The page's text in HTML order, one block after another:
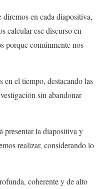
en cada diapositiva,
calcular ese discurso en
porque comúnmente nos
en el tiempo, destacando las
sin abandonar
presentar la diapositiva y
realizar, considerando lo
coherente y de alto